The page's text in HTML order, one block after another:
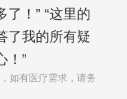
了！” “这里的
了我的所有疑
！”
如有医疗需求，请务